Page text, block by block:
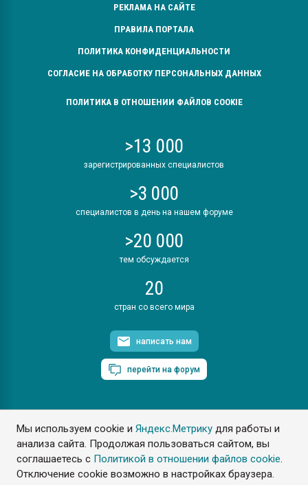
Мы используем cookie иЯндекс.Метрику для работы и
анализа сайта. Продолжая пользоваться сайтом, вы
соглашаетесь с Политикой в отношении файлов cookie.
Отключение cookie возможно в настройках браузера.
РЕКЛАМА НА САЙТЕ
ПРАВИЛА ПОРТАЛА
ПОЛИТИКА КОНФИДЕНЦИАЛЬНОСТИ
СОГЛАСИЕ НА ОБРАБОТКУ ПЕРСОНАЛЬНЫХ ДАННЫХ
ПОЛИТИКА В ОТНОШЕНИИ ФАЙЛОВ COOKIE
>13 000
зарегистрированных специалистов
>3 000
специалистов в день на нашем форуме
>20 000
тем обсуждается
20
стран со всего мира
написать нам
перейти на форум
ПластЭксперт © 2006. Все права защищены
Разрешается копирование материалов сайта с обязательной
ссылкой на www.e-plastic.ru
Разработка сайта